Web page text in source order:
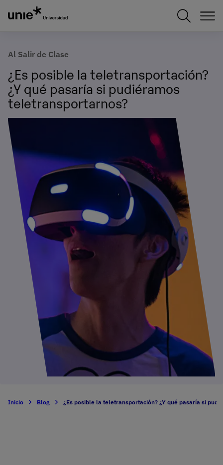
Al Salir de Clase
¿Es posible la teletransportación?
¿Y qué pasaría si pudiéramos
teletransportarnos?
Inicio Blog ¿Es posible la teletransportación? ¿Y qué pasaría si